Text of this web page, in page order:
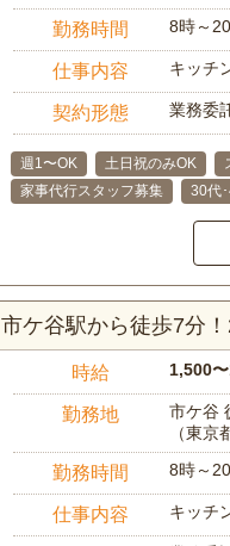
勤務時間 8時～
仕事内容 キッチ
契約形態 業務委
週1〜OK 土日祝のみOK
家事代行スタッフ募集
30代
市ケ谷駅から徒歩7分
時給 1,500
勤務地
市ケ谷
（東京
勤務時間 8時～
仕事内容 キッチ